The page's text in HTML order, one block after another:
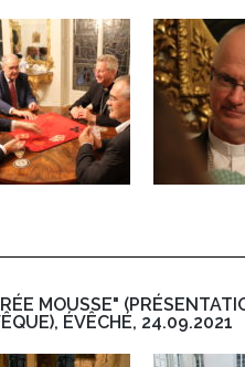
MOUSSE"
ÉVÊCHÉ, 24.09.2021